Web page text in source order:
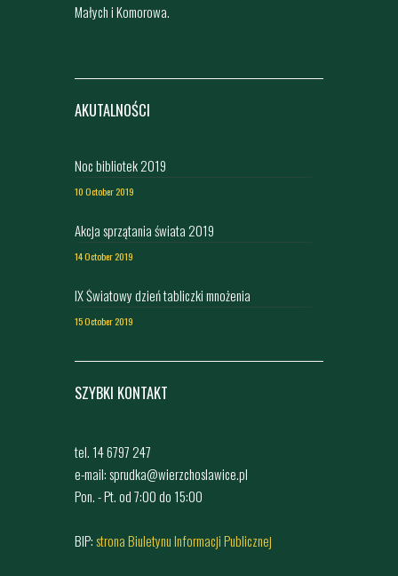
Małych i Komorowa.
AKUTALNOŚCI
Noc bibliotek 2019
10 October 2019
Akcja sprzątania świata 2019
14 October 2019
IX Światowy dzień tabliczki mnożenia
15 October 2019
SZYBKI KONTAKT
tel. 14 6797 247
e-mail: sprudka@wierzchoslawice.pl
Pon. - Pt. od 7:00 do 15:00
BIP:strona Biuletynu Informacji Publicznej